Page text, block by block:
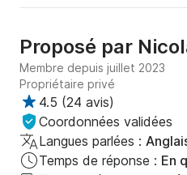
Proposé par
Membre depuis juillet 2023
Propriétaire privé
4.5 (24 avis)
Coordonnées validées
Langues parlées :
Temps de réponse : En